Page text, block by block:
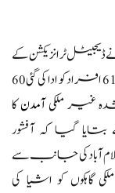
ٹرانزیکشن کے
ذریعے ڈھائی سال کے عرصے میں 75 ہزار 615 افراد کو ادا کی گئی 60
آمدنکا
گیا کہ آفشور
آباد کی جانب سے
کو اشیا کی